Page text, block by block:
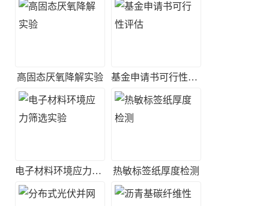
高固态厌氧降解实验 基金申请书可行性评估
电子材料环境应力筛选实验 热敏标签纸厚度检测